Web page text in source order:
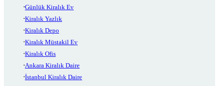
Günlük Kiralık Ev
Kiralık Yazlık
Kiralık Depo
Kiralık Müstakil Ev
Kiralık Ofis
Ankara Kiralık Daire
İstanbul Kiralık Daire